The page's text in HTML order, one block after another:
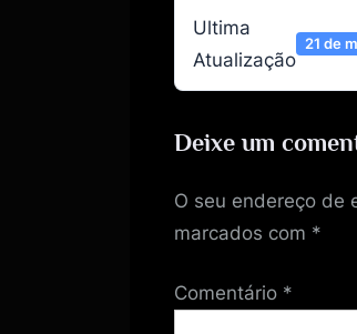
Ultima
Atualização
21 de
Deixe um
O seu endereço de
marcados com *
Comentário *